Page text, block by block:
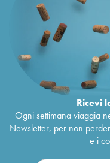
Ricevi
Ogni settimana viaggia
Newsletter, per non
e i